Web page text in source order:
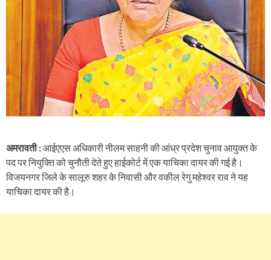
अमरावती :आईएएस अधिकारी नीलम साहनी की आंध्र प्रदेश चुनाव आयुक्त के
पद पर नियुक्ति को चुनौती देते हुए हाईकोर्ट में एक याचिका दायर की गई है।
विजयनगर जिले के सालूरु शहर के निवासी और वकील रेगु महेश्वर राव ने यह
याचिका दायर की है।